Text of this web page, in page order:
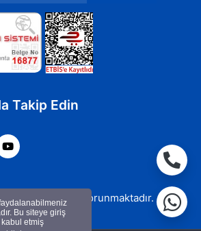
Bu siteye giriş
kabul etmiş
Takip Edin
Sertifikası İle Korunmaktadır.